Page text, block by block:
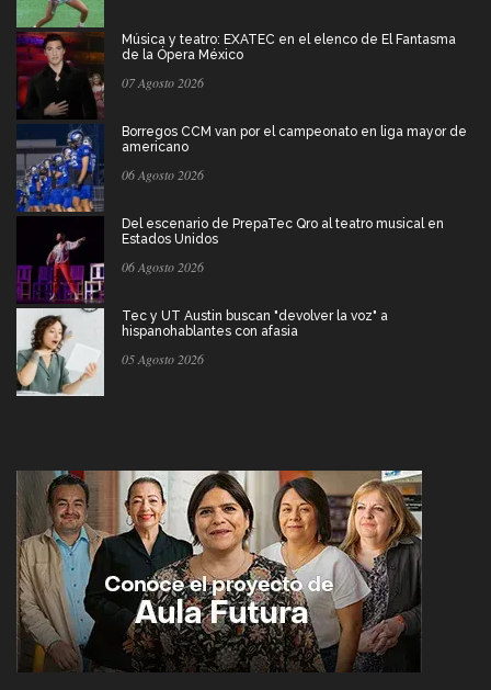
Música y teatro: EXATEC en el elenco de El Fantasma
de la Ópera México
07 Agosto 2026
Borregos CCM van por el campeonato en liga mayor de
americano
06 Agosto 2026
Del escenario de PrepaTec Qro al teatro musical en
Estados Unidos
06 Agosto 2026
Tec y UT Austin buscan "devolver la voz" a
hispanohablantes con afasia
05 Agosto 2026